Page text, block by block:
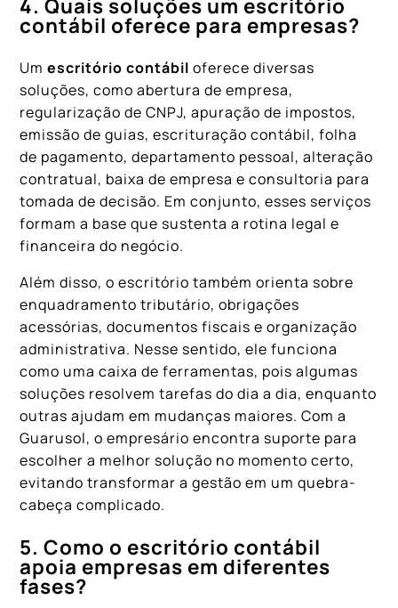
4. Quais soluções um escritório
contábil oferece para empresas?
Umescritório contábil oferece diversas
soluções, como abertura de empresa,
regularização de CNPJ, apuração de impostos,
emissão de guias, escrituração contábil, folha
de pagamento, departamento pessoal, alteração
contratual, baixa de empresa e consultoria para
tomada de decisão. Em conjunto, esses serviços
formam a base que sustenta a rotina legal e
financeira do negócio.
Além disso, o escritório também orienta sobre
enquadramento tributário, obrigações
acessórias, documentos fiscais e organização
administrativa. Nesse sentido, ele funciona
como uma caixa de ferramentas, pois algumas
soluções resolvem tarefas do dia a dia, enquanto
outras ajudam em mudanças maiores. Com a
Guarusol, o empresário encontra suporte para
escolher a melhor solução no momento certo,
evitando transformar a gestão em um quebra-
cabeça complicado.
5. Como o escritório contábil
apoia empresas em diferentes
fases?